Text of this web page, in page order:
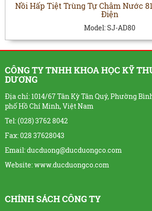
Nồi Hấp Tiệt Trùng Tự Châm Nước
Điện
Model:SJ-AD80
CÔNG TY TNHH KHOA HỌC KỸ
DƯƠNG
Địa chỉ: 1014/67 Tân Kỳ Tân Quý, Phường
phố Hồ Chí Minh, Việt Nam
Tel: (028) 3762 8042
Fax: 028 37628043
Email: ducduong@ducduongco.com
Website:www.ducduongco.com
CHÍNH SÁCH CÔNG TY